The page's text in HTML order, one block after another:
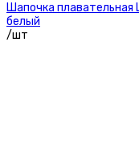
Шапочка плавательная
белый
/шт